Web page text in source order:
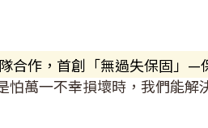
合作，首創「無過失保固」—
萬一不幸損壞時，我們能解